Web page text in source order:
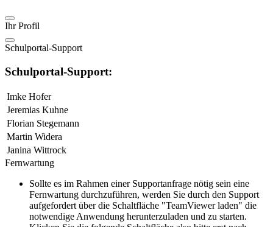
Ihr Profil
Schulportal-Support
Schulportal-Support:
Imke Hofer
Jeremias Kuhne
Florian Stegemann
Martin Widera
Janina Wittrock
Fernwartung
Sollte es im Rahmen einer Supportanfrage nötig sein eine
Fernwartung durchzuführen, werden Sie durch den Support
aufgefordert über die Schaltfläche "TeamViewer laden" die
notwendige Anwendung herunterzuladen und zu starten.